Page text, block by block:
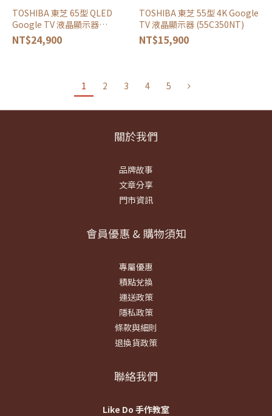
TOSHIBA 東芝 65型 QLED
Google TV 液晶顯示器
(65M450NT)
NT$24,900
TOSHIBA 東芝 55型 4K Google
TV 液晶顯示器 (55C350NT)
NT$15,900
1 2 3 4 5
關於我們
品牌故事
文章分享
門市資訊
會員優惠 & 購物須知
專屬優惠
積點兌換
運送政策
隱私政策
條款與細則
退換貨政策
聯絡我們
Like Do 手作教室